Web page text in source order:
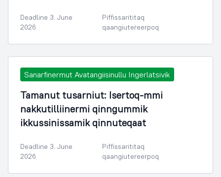
Deadline 3. June
2026
Piffissarititaq
qaangiutereerpoq
Sanarfinermut Avatangiisinullu Ingerlatsivik
Tamanut tusarniut: Isertoq-mmi
nakkutilliinermi qinngummik
ikkussinissamik qinnuteqaat
Deadline 3. June
2026
Piffissarititaq
qaangiutereerpoq